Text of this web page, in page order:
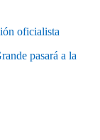
oficialista
pasará a la